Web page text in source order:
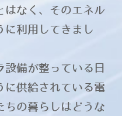
はなく、そのエネル
に利用してきまし
備が整っている日
に供給されている電
ちの暮らしはどうな